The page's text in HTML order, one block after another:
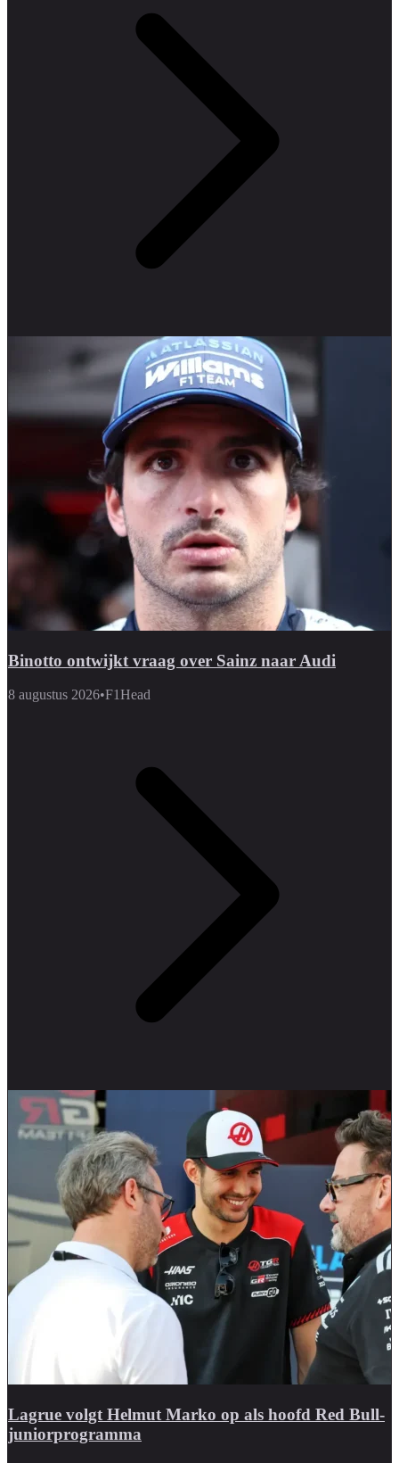
Binotto ontwijkt vraag over Sainz naar Audi
8 augustus 2026•F1Head
Lagrue volgt Helmut Marko op als hoofd Red Bull-
juniorprogramma